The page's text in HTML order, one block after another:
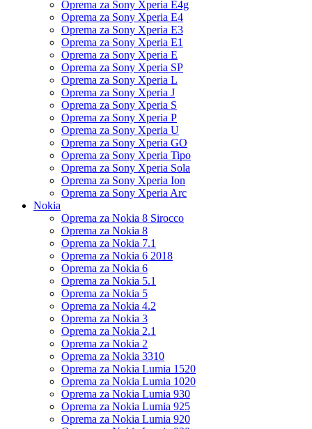
Oprema za Sony Xperia E4g
Oprema za Sony Xperia E4
Oprema za Sony Xperia E3
Oprema za Sony Xperia E1
Oprema za Sony Xperia E
Oprema za Sony Xperia SP
Oprema za Sony Xperia L
Oprema za Sony Xperia J
Oprema za Sony Xperia S
Oprema za Sony Xperia P
Oprema za Sony Xperia U
Oprema za Sony Xperia GO
Oprema za Sony Xperia Tipo
Oprema za Sony Xperia Sola
Oprema za Sony Xperia Ion
Oprema za Sony Xperia Arc
Nokia
Oprema za Nokia 8 Sirocco
Oprema za Nokia 8
Oprema za Nokia 7.1
Oprema za Nokia 6 2018
Oprema za Nokia 6
Oprema za Nokia 5.1
Oprema za Nokia 5
Oprema za Nokia 4.2
Oprema za Nokia 3
Oprema za Nokia 2.1
Oprema za Nokia 2
Oprema za Nokia 3310
Oprema za Nokia Lumia 1520
Oprema za Nokia Lumia 1020
Oprema za Nokia Lumia 930
Oprema za Nokia Lumia 925
Oprema za Nokia Lumia 920